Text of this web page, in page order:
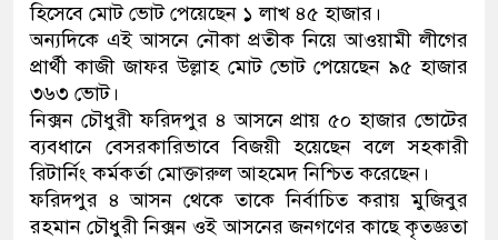
যেকোনো সময় বেনজীরের
নেতৃত্ব ও গণতন্ত্রের মূর্তমান
যে ভাবে ডেভিড ইমনের কাছে
‘আজহার খান’
অবৈধ বিদেশি পিস্তল,
হিসেবে মোট ভোট পেয়েছেন ১ লাখ ৪৫ হাজার।
অন্যদিকে এই আসনে নৌকা প্রতীক নিয়ে আওয়ামী লীগের
প্রার্থী কাজী জাফর উল্লাহ মোট ভোট পেয়েছেন ৯৫ হাজার
৩৬৩ ভোট।
নিক্সন চৌধুরী ফরিদপুর ৪ আসনে প্রায় ৫০ হাজার ভোটের
ব্যবধানে বেসরকারিভাবে বিজয়ী হয়েছেন বলে সহকারী
রিটার্নিং কর্মকর্তা মোক্তারুল আহমেদ নিশ্চিত করেছেন।
ফরিদপুর ৪ আসন থেকে তাকে নির্বাচিত করায় মুজিবুর
রহমান চৌধুরী নিক্সন ওই আসনের জনগণের কাছে কৃতজ্ঞতা